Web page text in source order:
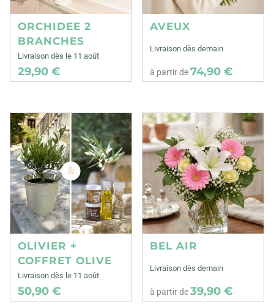
ORCHIDEE 2
BRANCHES
Livraison dès le 11 août
29,90 €
AVEUX
Livraison dès demain
à partir de74,90 €
OLIVIER +
COFFRET OLIVE
Livraison dès le 11 août
50,90 €
BEL AIR
Livraison dès demain
à partir de39,90 €